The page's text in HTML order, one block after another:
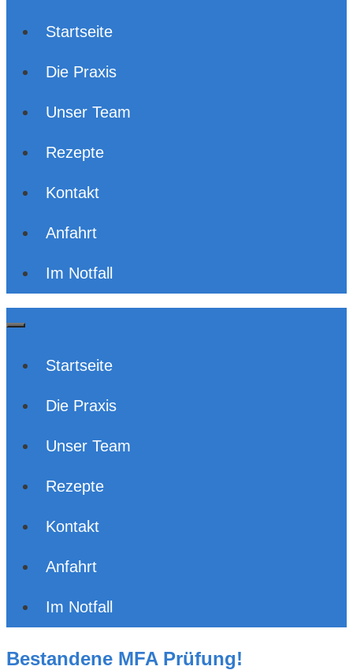
Startseite
Die Praxis
Unser Team
Rezepte
Kontakt
Anfahrt
Im Notfall
Startseite
Die Praxis
Unser Team
Rezepte
Kontakt
Anfahrt
Im Notfall
Bestandene MFA Prüfung!